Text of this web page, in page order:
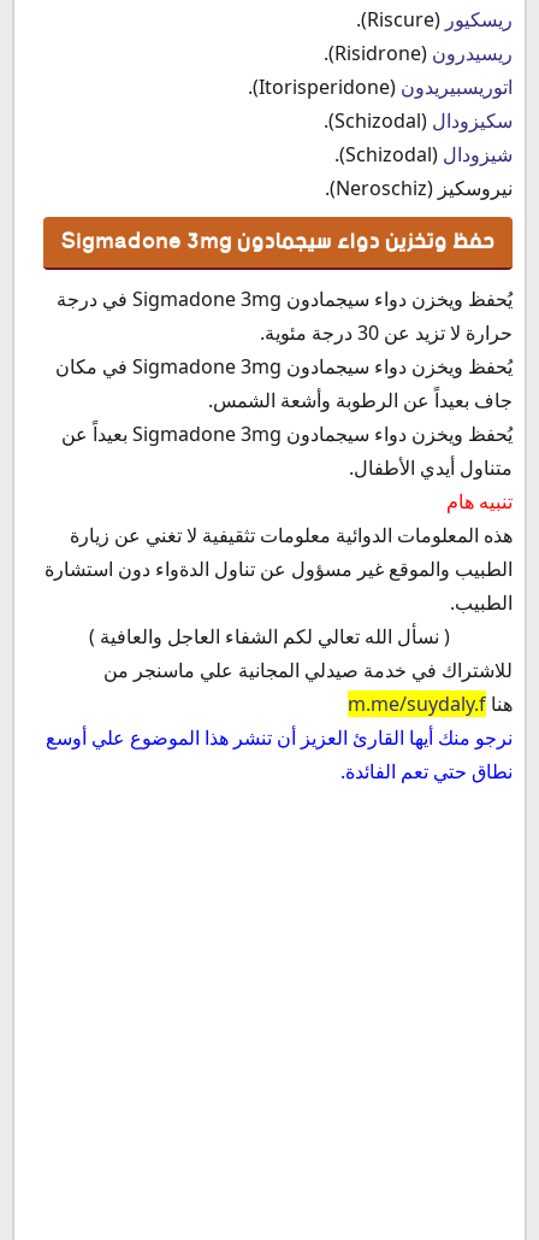
ريسكيور (Riscure).
ريسيدرون (Risidrone).
اتوريسبيريدون (Itorisperidone).
سكيزودال (
Schizodal).
شيزودال (Schizodal).
نيروسكيز (Neroschiz).
حفظ وتخزين دواء سيجمادون Sigmadone 3mg
يُحفظ ويخزن دواء
سيجمادون Sigmadone 3mg في درجة
حرارة لا تزيد عن 30 درجة مئوية.
يُحفظ ويخزن دواء
سيجمادون Sigmadone 3mg في مكان
جاف بعيداً عن الرطوبة وأشعة الشمس.
يُحفظ ويخزن دواء سيجمادون Sigmadone 3mg
بعيداً عن
متناول أيدي الأطفال.
تنبيه هام
هذه المعلومات الدوائية معلومات تثقيفية لا تغني عن زيارة
الطبيب والموقع غير مسؤول عن تناول الدةواء دون استشارة
الطبيب.
( نسأل الله تعالي لكم الشفاء العاجل والعافية )
للاشتراك في خدمة صيدلي المجانية علي ماسنجر من
هنا m.me/suydaly.f
نرجو منك أيها القارئ العزيز أن تنشر هذا الموضوع علي أوسع
نطاق حتي تعم الفائدة.